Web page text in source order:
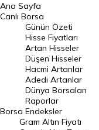
BIST 100 Hisseleri
En Çok Artan Hisseler
En Çok Düşen Hisseler
Hacmi Artanlar
Geçmiş Kapanışlar
Dünya Borsaları
Raporlar
Ana Sayfa
Canlı Borsa
Borsa
Günün Özeti
Hisse Fiyatları
Artan Hisseler
Düşen Hisseler
Hacmi Artanlar
Adedi Artanlar
Dünya Borsaları
Raporlar
Endeksler
Gram Altın Fiyatı